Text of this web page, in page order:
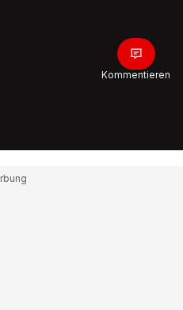
Kommentieren